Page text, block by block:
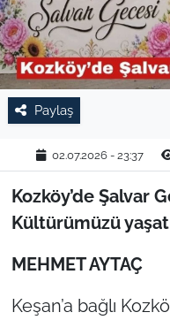
Paylaş
02.07.2026 - 23:37
Kozköy’de Şalvar
Kültürümüzü
MEHMET AYTAÇ
Keşan’a bağlı
KÜLTÜR SANAT
RESMİ İLAN
SPOR
YAŞAM
EDİRNE
TEKİRDAĞ
KIRKLARELİ